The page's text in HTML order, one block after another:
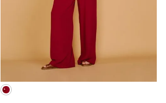
M
P
ADICIONAR À SACOLA